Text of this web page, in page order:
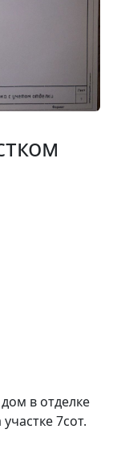
в отделке
7сот.